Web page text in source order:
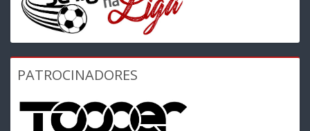
PATROCINADORES